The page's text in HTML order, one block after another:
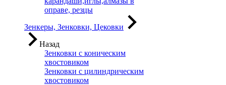
оправе, резцы
Зенкеры, Зенковки, Цековки
Назад
Зенковки с коническим
хвостовиком
Зенковки с цилиндрическим
хвостовиком